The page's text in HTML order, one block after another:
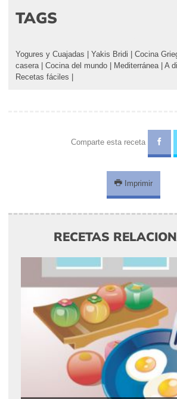
TAGS
Yogures y Cuajadas Yakis Bridi Cocina
casera| Cocina del mundo Mediterránea| A
Recetas fáciles
Comparte esta receta
Imprimir
RECETAS